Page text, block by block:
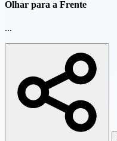
Olhar para a Frente
...